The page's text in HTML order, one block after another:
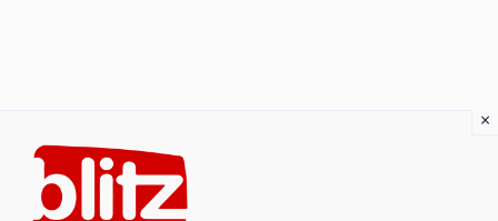
content
×